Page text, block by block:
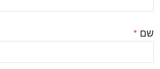
שם *